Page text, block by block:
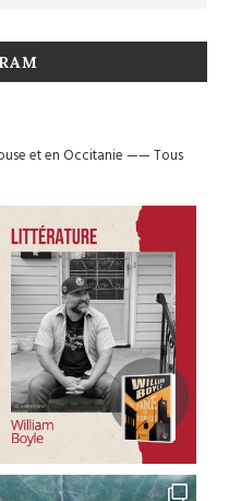
et en Occitanie——Tous